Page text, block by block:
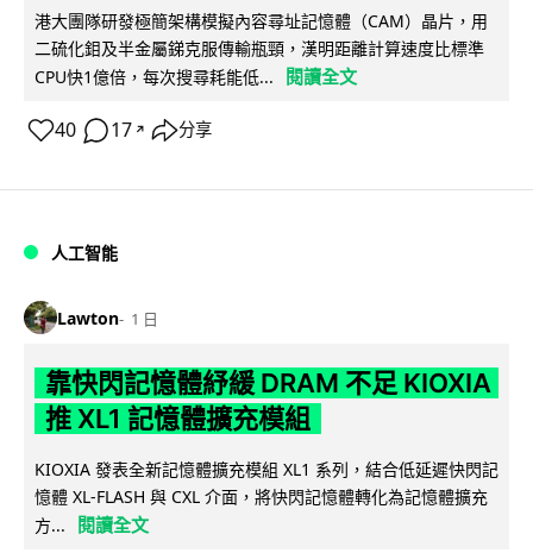
港大團隊研發極簡架構模擬內容尋址記憶體（CAM）晶片，用
二硫化鉬及半金屬銻克服傳輸瓶頸，漢明距離計算速度比標準
CPU快1億倍，每次搜尋耗能低...
閱讀全文
40 17 ↗ 分享
人工智能
Lawton 1 日
靠快閃記憶體紓緩 DRAM 不足 KIOXIA
推 XL1 記憶體擴充模組
KIOXIA 發表全新記憶體擴充模組 XL1 系列，結合低延遲快閃記
憶體 XL-FLASH 與 CXL 介面，將快閃記憶體轉化為記憶體擴充
方...
閱讀全文